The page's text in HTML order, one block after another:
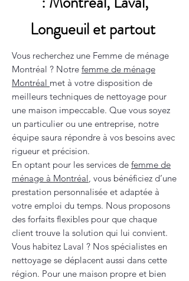
Longueuil et partout
Vous recherchez une Femme de ménage
Montréal ? Notre femme de ménage
Montréal met à votre disposition de
meilleurs techniques de nettoyage pour
une maison impeccable. Que vous soyez
un particulier ou une entreprise, notre
équipe saura répondre à vos besoins avec
rigueur et précision.
En optant pour les services de femme de
ménage à Montréal, vous bénéficiez d’une
prestation personnalisée et adaptée à
votre emploi du temps. Nous proposons
des forfaits flexibles pour que chaque
client trouve la solution qui lui convient.
Vous habitez Laval ? Nos spécialistes en
nettoyage se déplacent aussi dans cette
région. Pour une maison propre et bien